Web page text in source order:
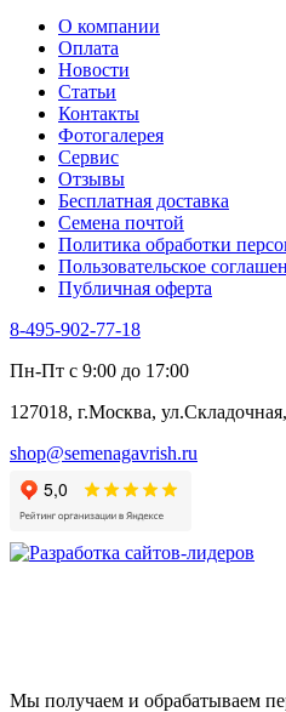
Тмин
Трава для чая
Туласи
Укроп
Фенхель пряный
Хризантема овощная
Цикорий пряный
Цикорий салатный
Черемша
Шпинат
Щавель
Эндивий
Эстрагон
Алтей
Анис
Бессмертник
Валериана
Валерианелла
Гибискус
Девясил
Душица
Змееголовник
О компании
Оплата
Новости
Статьи
Контакты
Фотогалерея​
Сервис
Отзывы
Бесплатная доставка
Семена почтой
Политика обработки
Пользовательское
Публичная оферта
8-495-902-77-18
Пн-Пт с 9:00 до 17:00
127018, г.Москва,
shop@semenagavrish.ru
Мы получаем и обрабатываем